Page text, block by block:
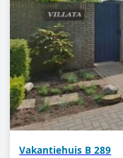
Vakantiehuis B 289